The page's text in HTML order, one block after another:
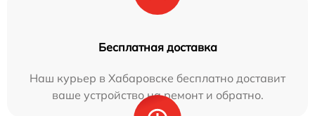
Бесплатная доставка
Наш курьер в Хабаровске бесплатно доставит
ваше устройство на ремонт и обратно.